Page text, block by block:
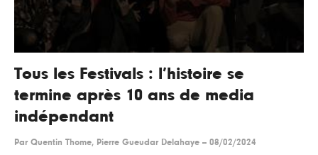
Tous les Festivals : l’histoire se
termine après 10 ans de media
indépendant
Par Quentin Thome, Pierre Gueudar Delahaye -- 08/02/2024